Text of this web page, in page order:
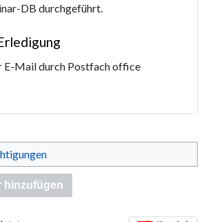
DB durchgeführt.
E-Mail durch Postfach office
hinzufügen